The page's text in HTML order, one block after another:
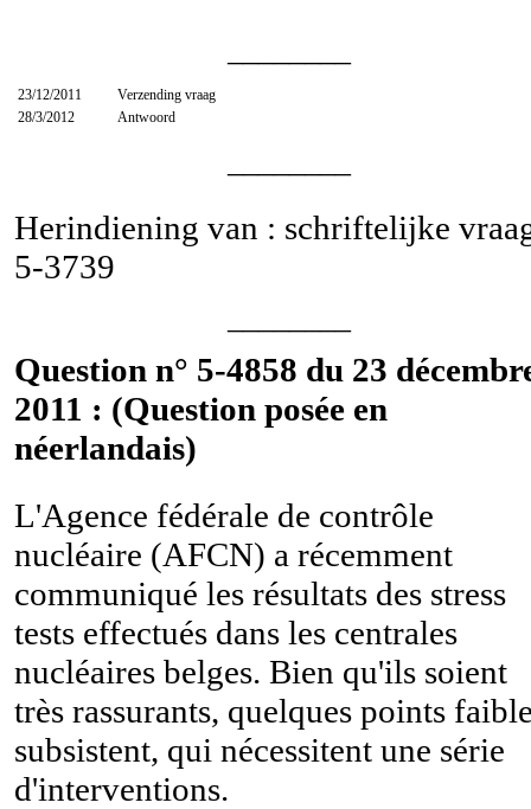
23/12/2011
Verzending vraag
28/3/2012
Antwoord
Herindiening van : schriftelijke
5-3739
Question n° 5-4858 du 23
2011 : (Question posée en
néerlandais)
L'Agence fédérale de contrôle
nucléaire (AFCN) a récemment
communiqué les résultats des stress
tests effectués dans les centrales
nucléaires belges. Bien qu'ils soient
très rassurants, quelques points
subsistent, qui nécessitent une série
d'interventions.